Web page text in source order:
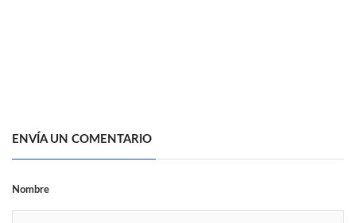
ENVÍA UN COMENTARIO
Nombre